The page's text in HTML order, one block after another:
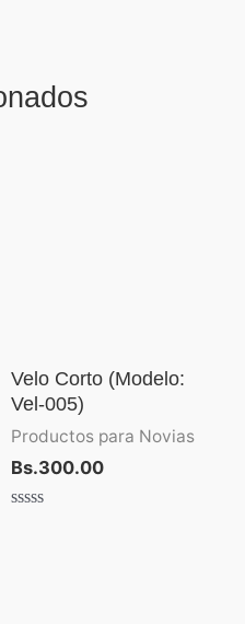
Velo Corto (Modelo:
Vel-005)
Productos para Novias
Bs.300.00